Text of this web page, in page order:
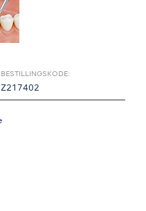
BESTILLINGSKODE:
Z217402